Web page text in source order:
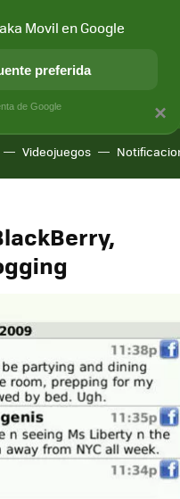
APLICACIONES
Videojuegos
×
Movil en Google
preferida
de Google